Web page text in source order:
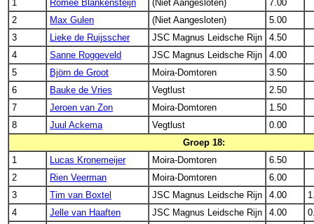
1
Romee Blankensteijn (Niet Aangesloten)
7.00
2
Max Gulen (Niet Aangesloten)
5.00
3
Lieke de Ruijsscher JSC Magnus Leidsche Rijn
4.50
4
Sanne Roggeveld JSC Magnus Leidsche Rijn
4.00
5
Björn de Groot Moira-Domtoren
3.50
6
Bauke de Vries Vegtlust
2.50
7
Jeroen van Zon Moira-Domtoren
1.50
8
Juul Ackema Vegtlust
0.00
Groep 18:
1
Lucas Kronemeijer Moira-Domtoren
6.50
2
Rien Veerman Moira-Domtoren
6.00
3
Tim van Boxtel JSC Magnus Leidsche Rijn 4.00
4
Jelle van Haaften JSC Magnus Leidsche Rijn 4.00